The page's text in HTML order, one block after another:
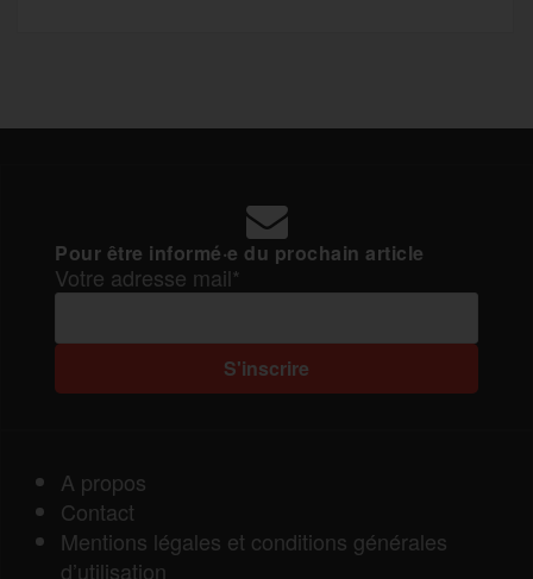
Pour être informé·e du prochain article
Votre adresse mail*
A propos
Contact
Mentions légales et conditions générales
d’utilisation